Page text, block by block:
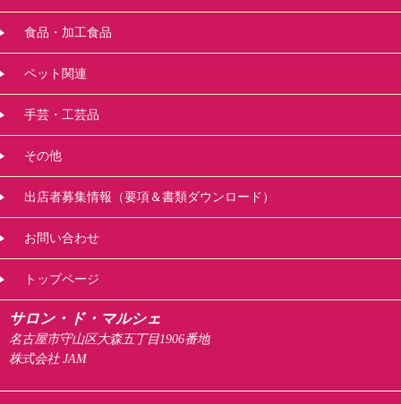
食品・加工食品
ペット関連
手芸・工芸品
その他
出店者募集情報（要項＆書類ダウンロード）
お問い合わせ
トップページ
サロン・ド・マルシェ
名古屋市守山区大森五丁目1906番地
株式会社 JAM